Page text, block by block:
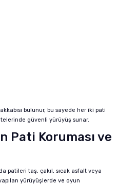
bulunur, bu sayede her iki pati
güvenli yürüyüş sunar.
Pati Koruması ve
patileri taş, çakıl, sıcak asfalt veya
yürüyüşlerde ve oyun